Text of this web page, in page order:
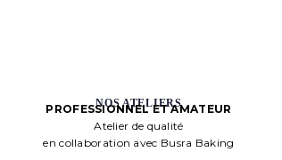
NOS ATELIERS
PROFESSIONNEL ET AMATEUR
Atelier de qualité
en collaboration avec Busra Baking